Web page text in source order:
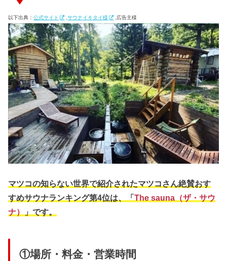
以下出典：公式サイト ,サウナイキタイ様 ,広告主様
マツコの知らない世界で紹介されたマツコさん絶賛おす
すめサウナランキング第4位は、「The sauna（ザ・サウ
ナ）
」です。
①場所・料金・営業時間